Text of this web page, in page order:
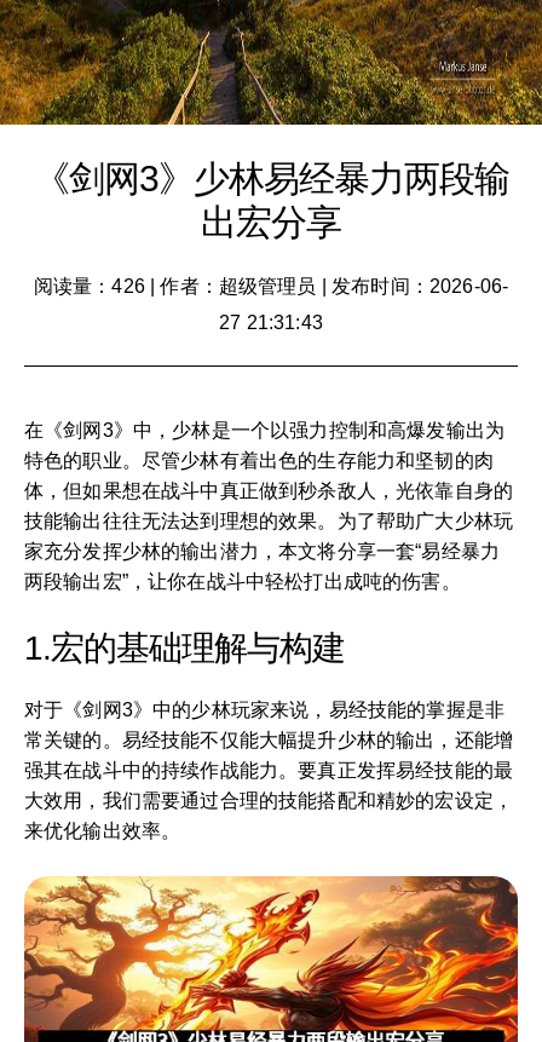
《剑网3》少林易经暴力两段输
出宏分享
阅读量：426|作者：超级管理员
发布时间：2026-06-
27 21:31:43
在《剑网3》中，少林是一个以强力控制和高爆发输出为
特色的职业。尽管少林有着出色的生存能力和坚韧的肉
体，但如果想在战斗中真正做到秒杀敌人，光依靠自身的
技能输出往往无法达到理想的效果。为了帮助广大少林玩
家充分发挥少林的输出潜力，本文将分享一套“易经暴力
两段输出宏”，让你在战斗中轻松打出成吨的伤害。
1.宏的基础理解与构建
对于《剑网3》中的少林玩家来说，易经技能的掌握是非
常关键的。易经技能不仅能大幅提升少林的输出，还能增
强其在战斗中的持续作战能力。要真正发挥易经技能的最
大效用，我们需要通过合理的技能搭配和精妙的宏设定，
来优化输出效率。